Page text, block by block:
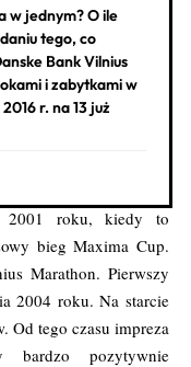
w jednym? O ile
tego, co
Bank Vilnius
i zabytkami w
r. na 13 już
2001 roku, kiedy to
bieg Maxima Cup.
Marathon. Pierwszy
2004 roku. Na starcie
Od tego czasu impreza
bardzo pozytywnie